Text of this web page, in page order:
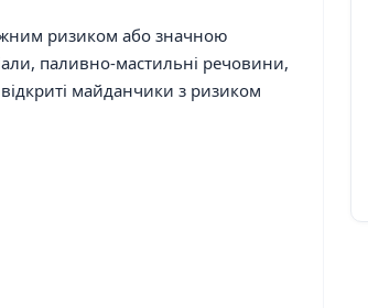
ризиком або значною
паливно-мастильні речовини,
майданчики з ризиком